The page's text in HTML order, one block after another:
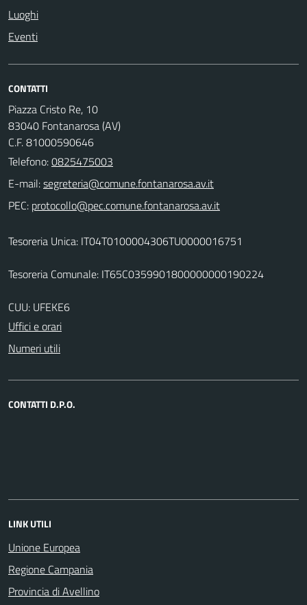
Luoghi
Eventi
CONTATTI
Piazza Cristo Re, 10
83040 Fontanarosa (AV)
C.F. 81000590646
Telefono:0825475003
E-mail:
PEC:
Tesoreria Unica: IT04T0100004306TU0000016751
Tesoreria Comunale: IT65C0359901800000000190224
CUU: UFEKE6
Uffici e orari
Numeri utili
CONTATTI D.P.O.
LINK UTILI
Unione Europea
Regione Campania
Provincia di Avellino